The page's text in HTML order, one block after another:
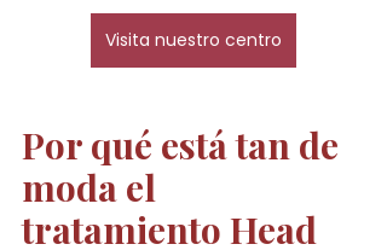
Visita nuestro centro
Por qué está tan de
moda el
tratamiento Head